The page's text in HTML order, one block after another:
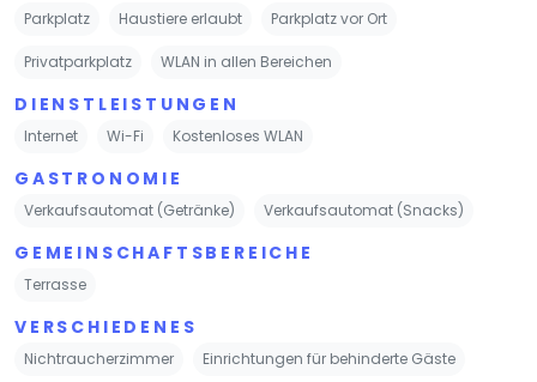
Parkplatz Haustiere erlaubt Parkplatz vor Ort
Privatparkplatz WLAN in allen Bereichen
DIENSTLEISTUNGEN
Internet Wi-Fi Kostenloses WLAN
GASTRONOMIE
Verkaufsautomat (Getränke) Verkaufsautomat (Snacks)
GEMEINSCHAFTSBEREICHE
Terrasse
VERSCHIEDENES
Nichtraucherzimmer Einrichtungen für behinderte Gäste